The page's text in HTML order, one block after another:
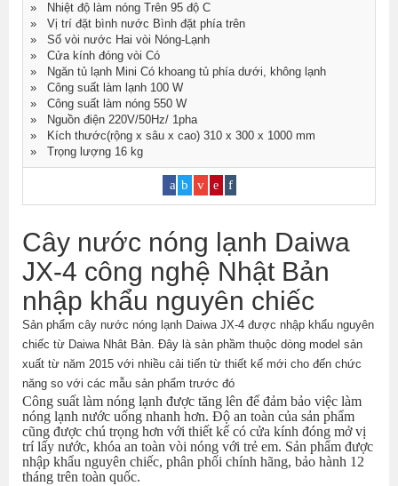
» Nhiệt độ làm nóng Trên 95 độ C
» Vị trí đặt bình nước Bình đặt phía trên
» Số vòi nước Hai vòi Nóng-Lạnh
» Cửa kính đóng vòi Có
» Ngăn tủ lạnh Mini Có khoang tủ phía dưới, không lạnh
» Công suất làm lạnh 100 W
» Công suất làm nóng 550 W
» Nguồn điện 220V/50Hz/ 1pha
» Kích thước(rộng x sâu x cao) 310 x 300 x 1000 mm
» Trọng lượng 16 kg
Cây nước nóng lạnh Daiwa
JX-4 công nghệ Nhật Bản
nhập khẩu nguyên chiếc
Sản phẩm cây nước nóng lạnh Daiwa JX-4 được nhập khẩu nguyên
chiếc từ Daiwa Nhât Bản. Đây là sản phầm thuộc dòng model sản
xuất từ năm 2015 với nhiều cải tiến từ thiết kế mới cho đến chức
năng so với các mẫu sản phẩm trước đó
Công suất làm nóng lạnh được tăng lên để đảm bảo việc làm
nóng lạnh nước uống nhanh hơn. Độ an toàn của sản phẩm
cũng được chú trọng hơn với thiết kế có cửa kính đóng mở vị
trí lấy nước, khóa an toàn vòi nóng với trẻ em. Sản phẩm được
nhập khẩu nguyên chiếc, phân phối chính hãng, bảo hành 12
tháng trên toàn quốc.